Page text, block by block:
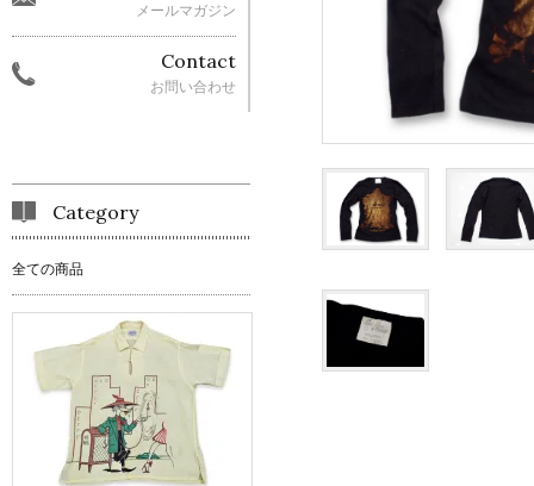
メールマガジン
Contact
お問い合わせ
Category
全ての商品